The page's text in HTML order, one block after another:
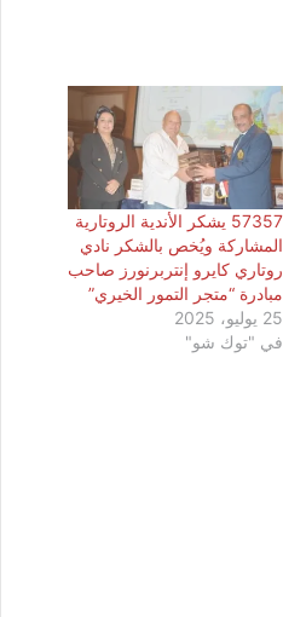
57357 يشكر الأندية الروتارية
المشاركة ويُخص بالشكر نادي
روتاري كايرو إنتربرنورز صاحب
مبادرة “متجر التمور الخيري”
25 يوليو، 2025
في "توك شو"